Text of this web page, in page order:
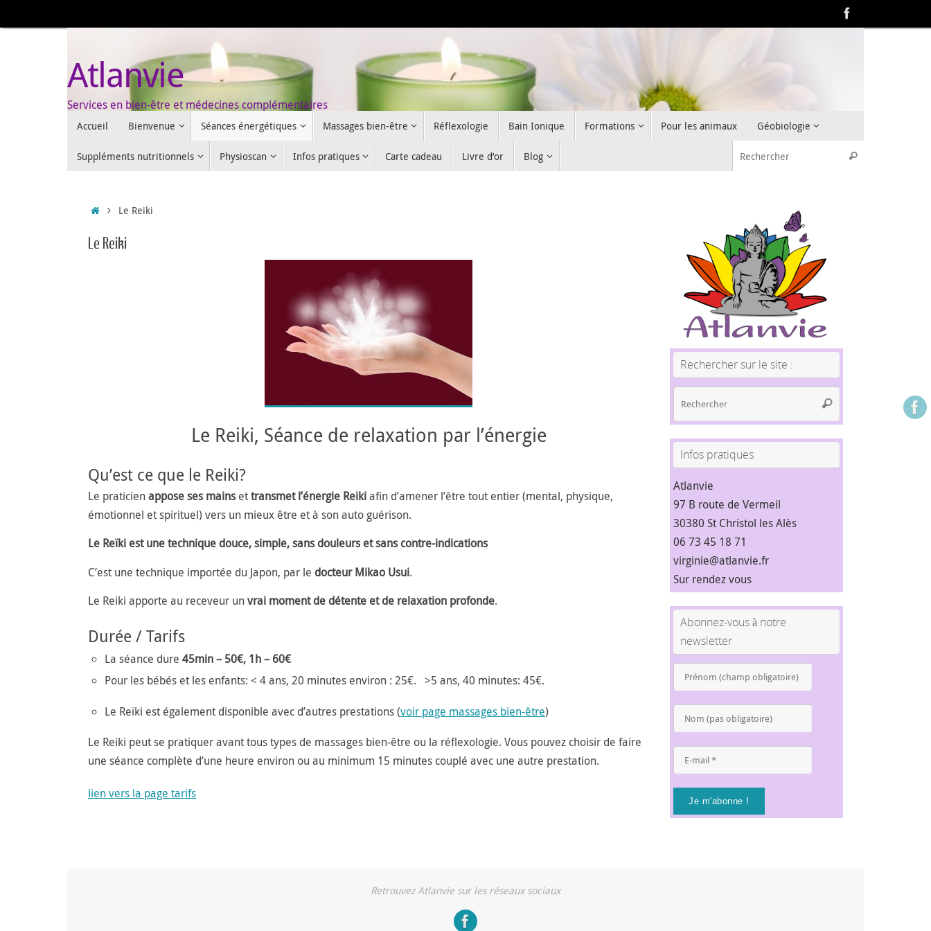
au
Atlanvie
Services en bien-être et médecines complémentaires
Accueil Bienvenue Séances énergétiques Massages bien-être Réflexologie Bain Ionique Formations Pour les animaux Géobiologie
Suppléments nutritionnels Physioscan Infos pratiques Carte cadeau Livre d’or Blog Rechercher
AccueilLe Reiki
Le Reiki
Le Reiki, Séance de relaxation par l’énergie
Qu’est ce que le Reiki?
Le praticienappose ses mains ettransmet l’énergie Reikiafin d’amener l’être tout entier (mental, physique,
émotionnel et spirituel) vers un mieux être et à son auto guérison.
Le Reïki est une technique douce, simple, sans douleurs et sans contre-indications
C’est une technique importée du Japon, par le docteur Mikao Usui.
Le Reiki apporte au receveur unvrai moment de détente et de relaxation profonde.
Durée / Tarifs
La séance dure 45min – 50€, 1h – 60€
Pour les bébés et les enfants: < 4 ans, 20 minutes environ : 25€. >5 ans, 40 minutes: 45€.
Le Reïki est également disponible avec d’autres prestations (voir page massages bien-être)
Le Reiki peut se pratiquer avant tous types de massages bien-être ou la réflexologie. Vous pouvez choisir de faire
une séance complète d’une heure environ ou au minimum 15 minutes couplé avec une autre prestation.
lien vers la page tarifs
Rechercher sur le site :
Rechercher
Infos pratiques
Atlanvie
97 B route de Vermeil
30380 St Christol les Alès
06 73 45 18 71
virginie@atlanvie.fr
Sur rendez vous
Abonnez-vous à notre
newsletter
Prénom
(champ
*
Nom
(pas
E-
mail
Retrouvez Atlanvie sur les réseaux sociaux